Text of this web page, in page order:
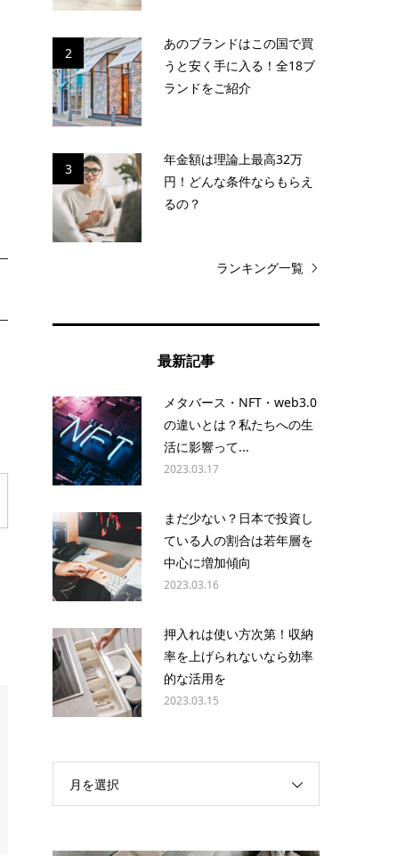
2
あのブランドはこの国で買
うと安く手に入る！全18ブ
ランドをご紹介
3
年金額は理論上最高32万
円！どんな条件ならもらえ
るの？
ランキング一覧
最新記事
メタバース・NFT・web3.0
の違いとは？私たちへの生
活に影響って...
2023.03.17
まだ少ない？日本で投資し
ている人の割合は若年層を
中心に増加傾向
2023.03.16
押入れは使い方次第！収納
率を上げられないなら効率
的な活用を
2023.03.15
月を選択